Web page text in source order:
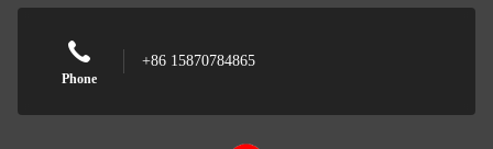
Phone
+86 15870784865